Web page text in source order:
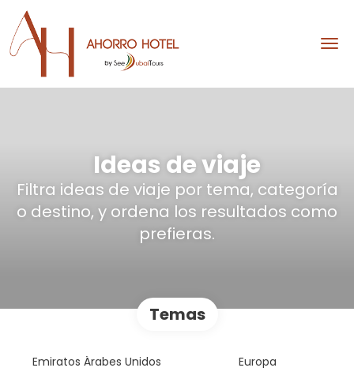
Ideas de viaje
Filtra ideas de viaje por tema, categoría
o destino, y ordena los resultados como
prefieras.
Temas
Emiratos Árabes Unidos
Europa